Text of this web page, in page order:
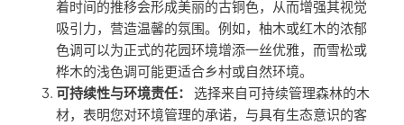
着时间的推移会形成美丽的古铜色，从而增强其视觉
吸引力，营造温馨的氛围。例如，柚木或红木的浓郁
色调可以为正式的花园环境增添一丝优雅，而雪松或
桦木的浅色调可能更适合乡村或自然环境。
可持续性与环境责任：
选择来自可持续管理森林的木
材，表明您对环境管理的承诺，与具有生态意识的客